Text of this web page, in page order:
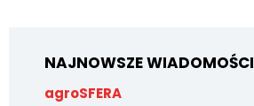
NAJNOWSZE WIADOMOŚCI
agroSFERA